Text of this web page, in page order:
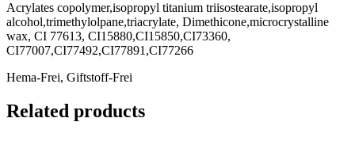
Acrylates copolymer,isopropyl titanium triisostearate,isopropyl
alcohol,trimethylolpane,triacrylate, Dimethicone,microcrystalline
wax, CI 77613, CI15880,CI15850,CI73360,
CI77007,CI77492,CI77891,CI77266
Hema-Frei, Giftstoff-Frei
Related products